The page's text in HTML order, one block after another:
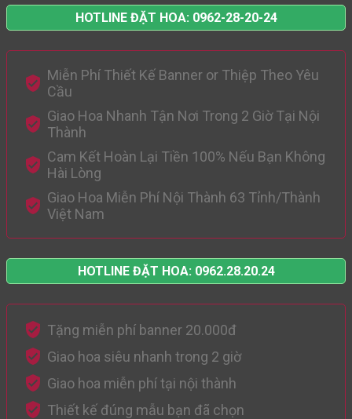
HOTLINE ĐẶT HOA: 0962-28-20-24
Miễn Phí Thiết Kế Banner or Thiệp Theo Yêu
Cầu
Giao Hoa Nhanh Tận Nơi Trong 2 Giờ Tại Nội
Thành
Cam Kết Hoàn Lại Tiền 100% Nếu Bạn Không
Hài Lòng
Giao Hoa Miễn Phí Nội Thành 63 Tỉnh/Thành
Việt Nam
HOTLINE ĐẶT HOA: 0962.28.20.24
Tặng miễn phí banner 20.000đ
Giao hoa siêu nhanh trong 2 giờ
Giao hoa miễn phí tại nội thành
Thiết kế đúng mẫu bạn đã chọn